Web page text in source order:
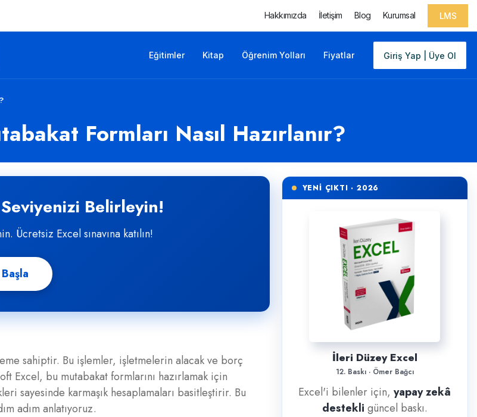
Hakkımızda İletişim Blog Kurumsal LMS
Giriş Yap | Üye Ol
Eğitimler Kitap Öğrenim Yolları Fiyatlar
Formları Nasıl Hazırlanır?
Belirleyin!
Excel sınavına katılın!
sahiptir. Bu işlemler, işletmelerin alacak ve borç
bu mutabakat formlarını hazırlamak için
sayesinde karmaşık hesaplamaları basitleştirir. Bu
adım anlatıyoruz.
YENİ ÇIKTI · 2026
İleri Düzey Excel
12. Baskı · Ömer Bağcı
Excel'i bilenler için,yapay zekâ
destekli güncel baskı.